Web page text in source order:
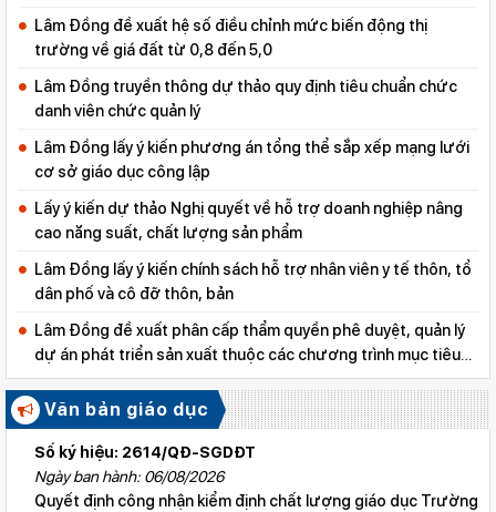
Lâm Đồng đề xuất hệ số điều chỉnh mức biến động thị
trường về giá đất từ 0,8 đến 5,0
Lâm Đồng truyền thông dự thảo quy định tiêu chuẩn chức
danh viên chức quản lý
Lâm Đồng lấy ý kiến phương án tổng thể sắp xếp mạng lưới
cơ sở giáo dục công lập
Lấy ý kiến dự thảo Nghị quyết về hỗ trợ doanh nghiệp nâng
cao năng suất, chất lượng sản phẩm
Lâm Đồng lấy ý kiến chính sách hỗ trợ nhân viên y tế thôn, tổ
dân phố và cô đỡ thôn, bản
Lâm Đồng đề xuất phân cấp thẩm quyền phê duyệt, quản lý
dự án phát triển sản xuất thuộc các chương trình mục tiêu
quốc gia
Văn bản giáo dục
Số ký hiệu: 2614/QĐ-SGDĐT
Ngày ban hành: 06/08/2026
Quyết định công nhận kiểm định chất lượng giáo dục Trường